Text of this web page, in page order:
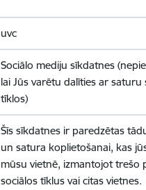
uvc
Sociālo mediju sīkdatnes
lai Jūs varētu dalīties ar saturu
tīklos)
Šīs sīkdatnes ir paredzētas
un satura koplietošanai, kas
mūsu vietnē, izmantojot trešo
sociālos tīklus vai citas vietnes.